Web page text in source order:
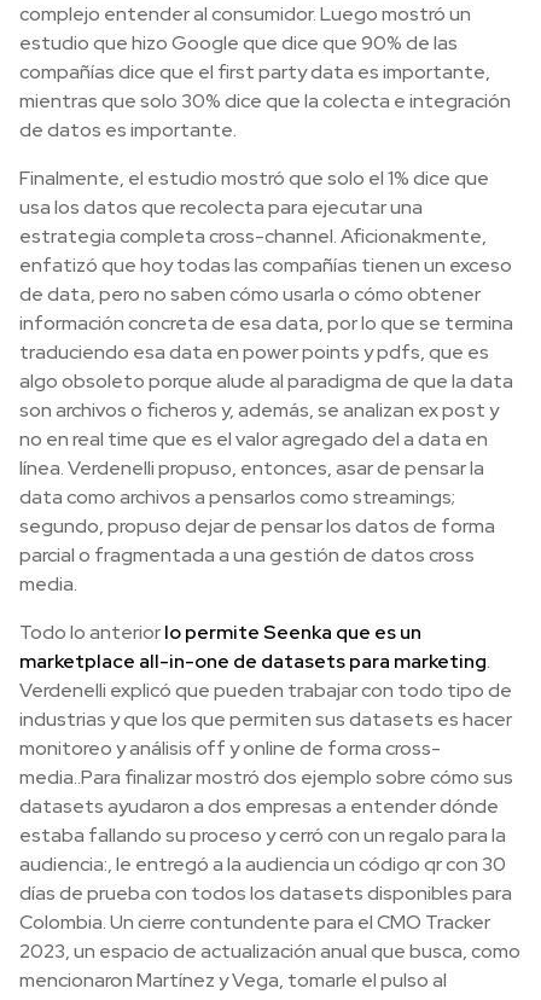
complejo entender al consumidor. Luego mostró un
estudio que hizo Google que dice que 90% de las
compañías dice que el first party data es importante,
mientras que solo 30% dice que la colecta e integración
de datos es importante.
Finalmente, el estudio mostró que solo el 1% dice que
usa los datos que recolecta para ejecutar una
estrategia completa cross-channel. Aficionakmente,
enfatizó que hoy todas las compañías tienen un exceso
de data, pero no saben cómo usarla o cómo obtener
información concreta de esa data, por lo que se termina
traduciendo esa data en power points y pdfs, que es
algo obsoleto porque alude al paradigma de que la data
son archivos o ficheros y, además, se analizan ex post y
no en real time que es el valor agregado del a data en
línea. Verdenelli propuso, entonces, asar de pensar la
data como archivos a pensarlos como streamings;
segundo, propuso dejar de pensar los datos de forma
parcial o fragmentada a una gestión de datos cross
media.
Todo lo anteriorlo permite Seenka que es un
marketplace all-in-one de datasets para marketing.
Verdenelli explicó que pueden trabajar con todo tipo de
industrias y que los que permiten sus datasets es hacer
monitoreo y análisis off y online de forma cross-
media..Para finalizar mostró dos ejemplo sobre cómo sus
datasets ayudaron a dos empresas a entender dónde
estaba fallando su proceso y cerró con un regalo para la
audiencia:, le entregó a la audiencia un código qr con 30
días de prueba con todos los datasets disponibles para
Colombia. Un cierre contundente para el CMO Tracker
2023, un espacio de actualización anual que busca, como
mencionaron Martínez y Vega, tomarle el pulso al